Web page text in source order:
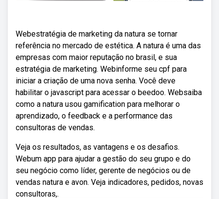
Webestratégia de marketing da natura se tornar
referência no mercado de estética. A natura é uma das
empresas com maior reputação no brasil, e sua
estratégia de marketing. Webinforme seu cpf para
iniciar a criação de uma nova senha. Você deve
habilitar o javascript para acessar o beedoo. Websaiba
como a natura usou gamification para melhorar o
aprendizado, o feedback e a performance das
consultoras de vendas.
Veja os resultados, as vantagens e os desafios.
Webum app para ajudar a gestão do seu grupo e do
seu negócio como líder, gerente de negócios ou de
vendas natura e avon. Veja indicadores, pedidos, novas
consultoras,.